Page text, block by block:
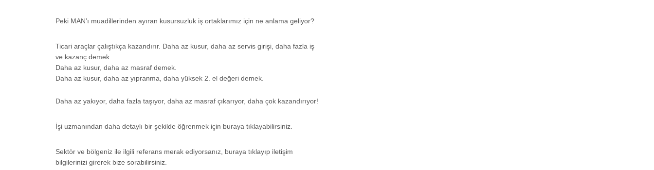
Peki MAN’ı muadillerinden ayıran kusursuzluk iş ortaklarımız için ne anlama geliyor?
Ticari araçlar çalıştıkça kazandırır. Daha az kusur, daha az servis girişi, daha fazla iş
ve kazanç demek.
Daha az kusur, daha az masraf demek.
Daha az kusur, daha az yıpranma, daha yüksek 2. el değeri demek.
Daha az yakıyor, daha fazla taşıyor, daha az masraf çıkarıyor, daha çok kazandırıyor!
İşi uzmanından daha detaylı bir şekilde öğrenmek için buraya tıklayabilirsiniz.
Sektör ve bölgeniz ile ilgili referans merak ediyorsanız, buraya tıklayıp iletişim
bilgilerinizi girerek bize sorabilirsiniz.